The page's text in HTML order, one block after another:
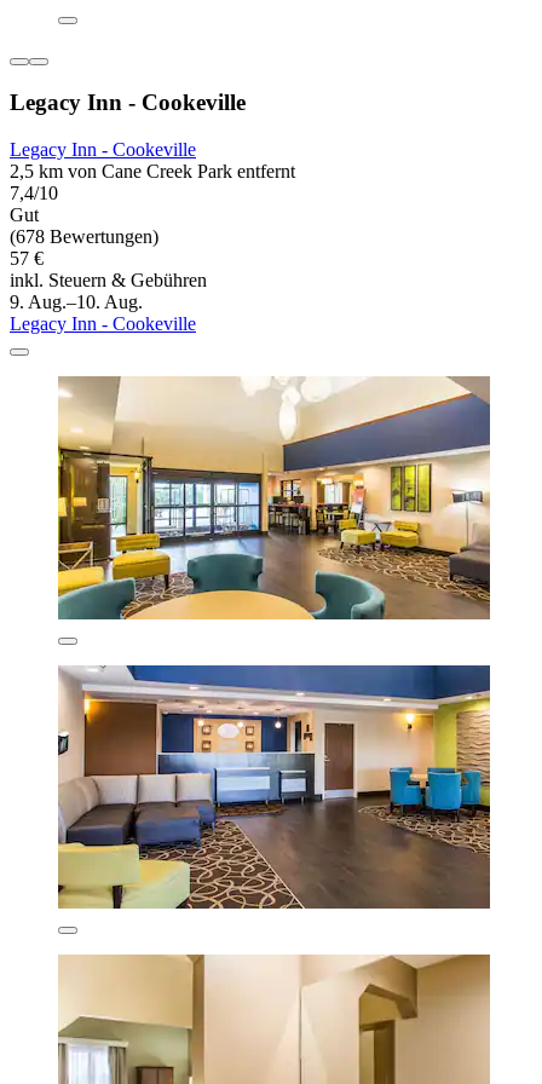
Legacy Inn - Cookeville
Legacy Inn - Cookeville
2,5 km von Cane Creek Park entfernt
7,4/10
Gut
(678 Bewertungen)
57 €
inkl. Steuern & Gebühren
9. Aug.–10. Aug.
Legacy Inn - Cookeville